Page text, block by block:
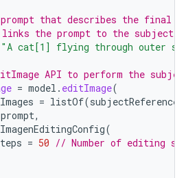
that describes the final
the prompt to the subject
"A cat[1] flying through outer
API to perform the
= model . editImage(
= listOf(subjectReference
prompt,
ImagenEditingConfig(
= 50 // Number of editing